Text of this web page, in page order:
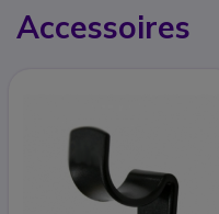
Accessoires